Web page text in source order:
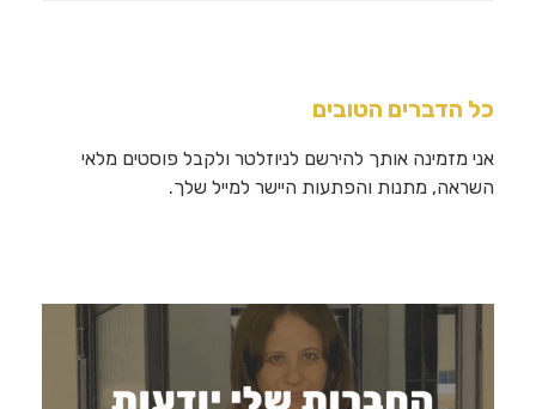
כל הדברים הטובים
אני מזמינה אותך להירשם לניוזלטר ולקבל פוסטים מלאי
השראה, מתנות והפתעות היישר למייל שלך.